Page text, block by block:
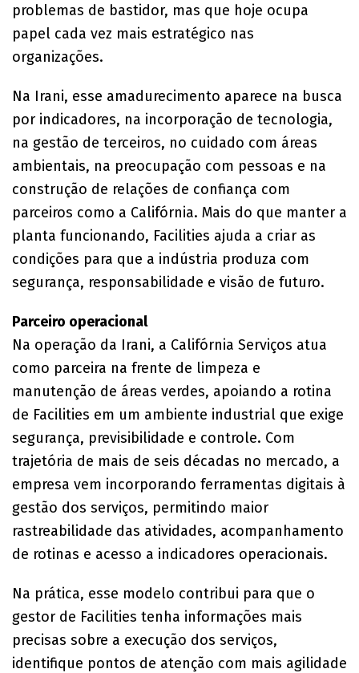
problemas de bastidor, mas que hoje ocupa
papel cada vez mais estratégico nas
organizações.
Na Irani, esse amadurecimento aparece na busca
por indicadores, na incorporação de tecnologia,
na gestão de terceiros, no cuidado com áreas
ambientais, na preocupação com pessoas e na
construção de relações de confiança com
parceiros como a Califórnia. Mais do que manter a
planta funcionando, Facilities ajuda a criar as
condições para que a indústria produza com
segurança, responsabilidade e visão de futuro.
Parceiro operacional
Na operação da Irani, a Califórnia Serviços atua
como parceira na frente de limpeza e
manutenção de áreas verdes, apoiando a rotina
de Facilities em um ambiente industrial que exige
segurança, previsibilidade e controle. Com
trajetória de mais de seis décadas no mercado, a
empresa vem incorporando ferramentas digitais à
gestão dos serviços, permitindo maior
rastreabilidade das atividades, acompanhamento
de rotinas e acesso a indicadores operacionais.
Na prática, esse modelo contribui para que o
gestor de Facilities tenha informações mais
precisas sobre a execução dos serviços,
identifique pontos de atenção com mais agilidade